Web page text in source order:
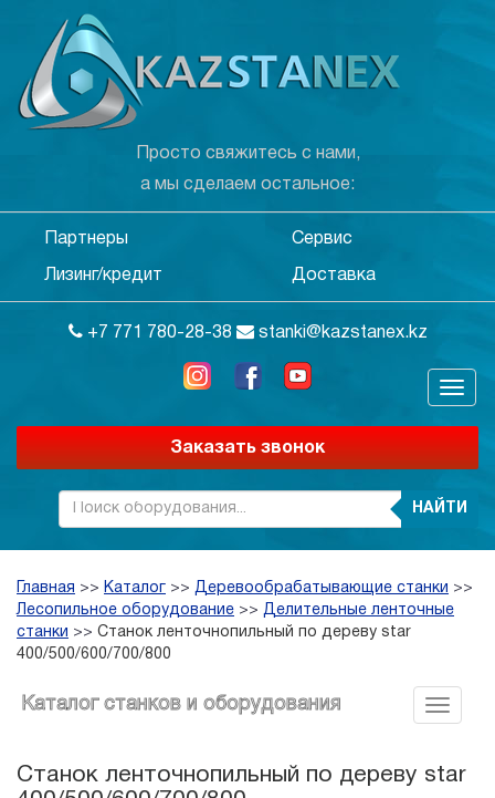
Просто свяжитесь с нами,
а мы сделаем остальное:
Партнеры Сервис
Лизинг/кредит Доставка
+7 771 780-28-38 stanki@kazstanex.kz
Заказать звонок
НАЙТИ
Главная >> Каталог >> Деревообрабатывающие станки >>
Лесопильное оборудование >> Делительные ленточные
станки >> Cтанок ленточнопильный по дереву star
400/500/600/700/800
Каталог станков и оборудования
Cтанок ленточнопильный по дереву star